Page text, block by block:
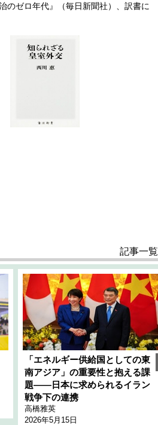
のゼロ年代』（毎日新聞社）、訳書に
記事一覧
「エネルギー供給国としての東
南アジア」の重要性と抱える課
題――日本に求められるイラン
戦争下の連携
高橋雅英
2026年5月15日